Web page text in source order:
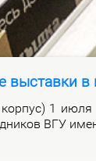
выставки в
1
ВГУ